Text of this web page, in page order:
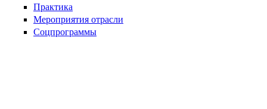
Практика
Мероприятия отрасли
Соцпрограммы